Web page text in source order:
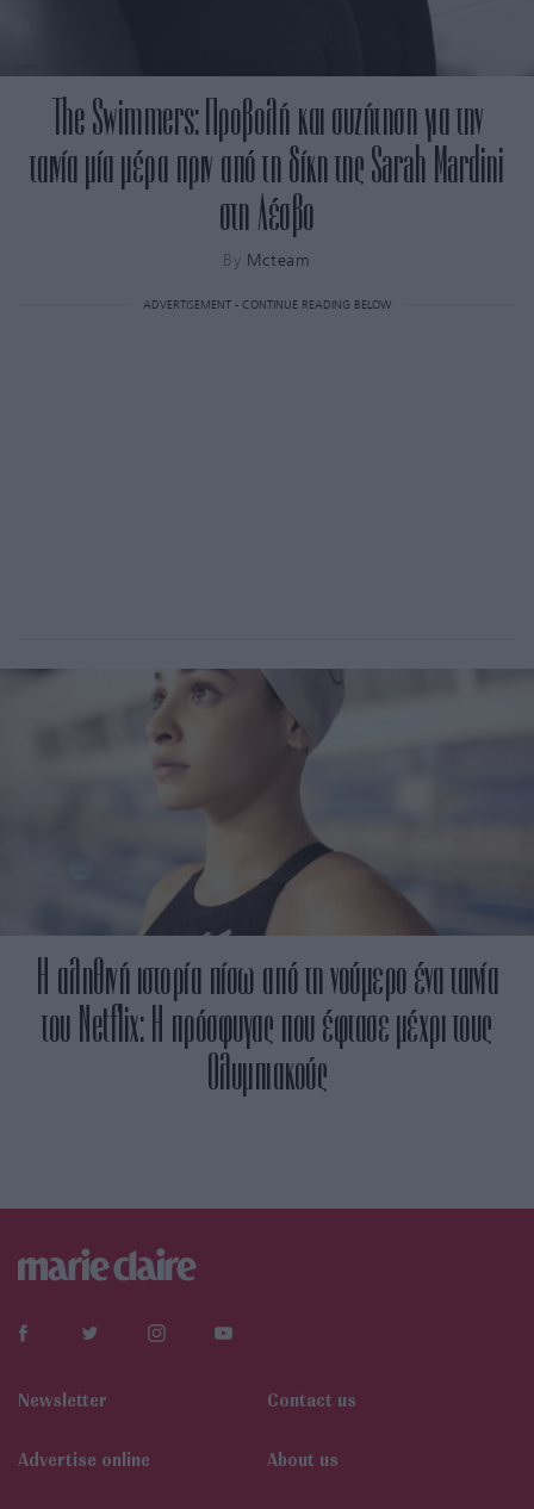
The Swimmers: Προβολή και συζήτηση για την
ταινία μία μέρα πριν από τη δίκη της Sarah Mardini
στη Λέσβο
By Mcteam
ADVERTISEMENT - CONTINUE READING BELOW
Η αληθινή ιστορία πίσω από τη νούμερο ένα ταινία
του Netflix: Η πρόσφυγας που έφτασε μέχρι τους
Ολυμπιακούς
Newsletter Contact us
Αdvertise online About us